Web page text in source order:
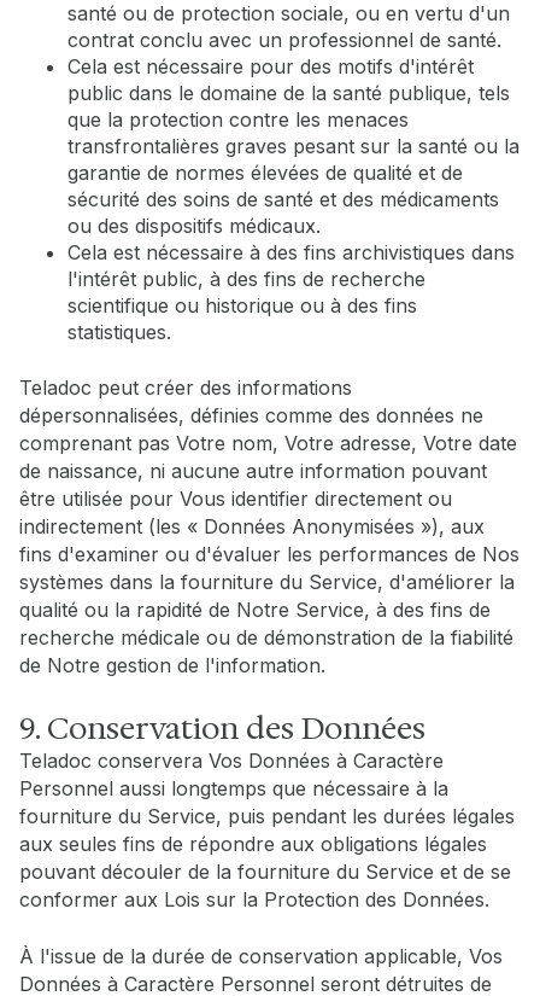
santé ou de protection sociale, ou en vertu d'un
contrat conclu avec un professionnel de santé.
Cela est nécessaire pour des motifs d'intérêt
public dans le domaine de la santé publique, tels
que la protection contre les menaces
transfrontalières graves pesant sur la santé ou la
garantie de normes élevées de qualité et de
sécurité des soins de santé et des médicaments
ou des dispositifs médicaux.
Cela est nécessaire à des fins archivistiques dans
l'intérêt public, à des fins de recherche
scientifique ou historique ou à des fins
statistiques.
Teladoc peut créer des informations
dépersonnalisées, définies comme des données ne
comprenant pas Votre nom, Votre adresse, Votre date
de naissance, ni aucune autre information pouvant
être utilisée pour Vous identifier directement ou
indirectement (les « Données Anonymisées »), aux
fins d'examiner ou d'évaluer les performances de Nos
systèmes dans la fourniture du Service, d'améliorer la
qualité ou la rapidité de Notre Service, à des fins de
recherche médicale ou de démonstration de la fiabilité
de Notre gestion de l'information.
9. Conservation des Données
Teladoc conservera Vos Données à Caractère
Personnel aussi longtemps que nécessaire à la
fourniture du Service, puis pendant les durées légales
aux seules fins de répondre aux obligations légales
pouvant découler de la fourniture du Service et de se
conformer aux Lois sur la Protection des Données.
À l'issue de la durée de conservation applicable, Vos
Données à Caractère Personnel seront détruites de